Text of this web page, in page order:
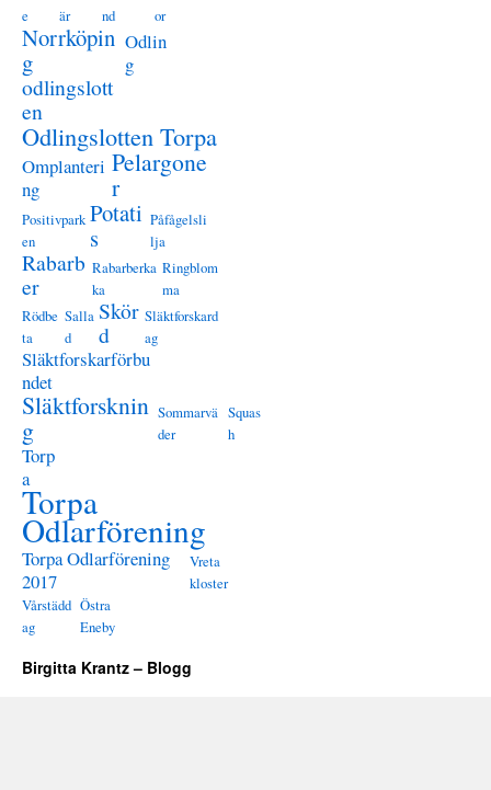
e
är
nd
or
Norrköpin
g
Odlin
g
odlingslott
en
Odlingslotten Torpa
Omplanteri
ng
Pelargone
r
Positivpark
en
Potati
s
Påfågelsli
lja
Rabarb
er
Rabarberka
ka
Ringblom
ma
Rödbe
ta
Salla
d
Skör
d
Släktforskard
ag
Släktforskarförbu
ndet
Släktforsknin
g
Sommarvä
der
Squas
h
Torp
a
Torpa
Odlarförening
Torpa Odlarförening
2017
Vreta
kloster
Vårstädd
ag
Östra
Eneby
Birgitta Krantz – Blogg